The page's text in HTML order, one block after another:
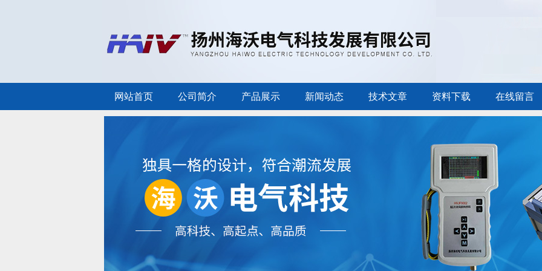
网站首页 公司简介 产品展示 新闻动态 技术文章 资料下载 在线留言